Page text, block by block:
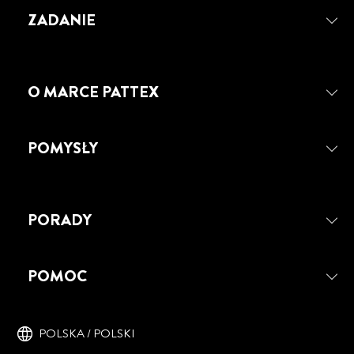
ROZMIARZE
MAJSTERKOWICZÓW
ZADANIE
O MARCE PATTEX
POMYSŁY
PORADY
POMOC
POLSKA / POLSKI